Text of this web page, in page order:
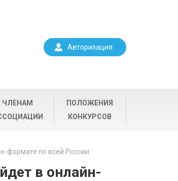
Авторизация
ЧЛЕНАМ
ПОЛОЖЕНИЯ
КОНКУРСОВ
формате по всей России
в онлайн-